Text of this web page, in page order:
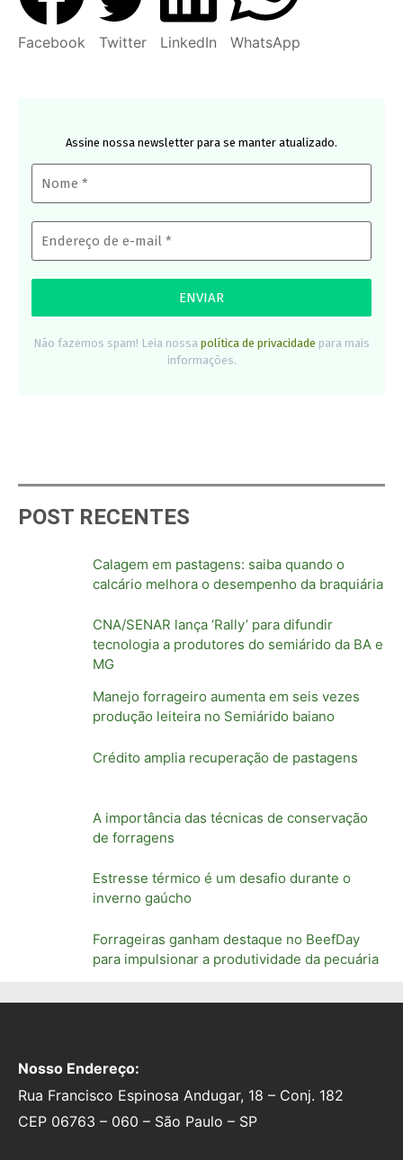
Facebook Twitter LinkedIn WhatsApp
Assine nossa newsletter para se manter atualizado.
Não fazemos spam! Leia nossa política de privacidade para mais
informações.
POST RECENTES
Calagem em pastagens: saiba quando o
calcário melhora o desempenho da braquiária
CNA/SENAR lança ‘Rally’ para difundir
tecnologia a produtores do semiárido da BA e
MG
Manejo forrageiro aumenta em seis vezes
produção leiteira no Semiárido baiano
Crédito amplia recuperação de pastagens
A importância das técnicas de conservação
de forragens
Estresse térmico é um desafio durante o
inverno gaúcho
Forrageiras ganham destaque no BeefDay
para impulsionar a produtividade da pecuária
Nosso Endereço:
Rua Francisco Espinosa Andugar, 18 – Conj. 182
CEP 06763 – 060 – São Paulo – SP